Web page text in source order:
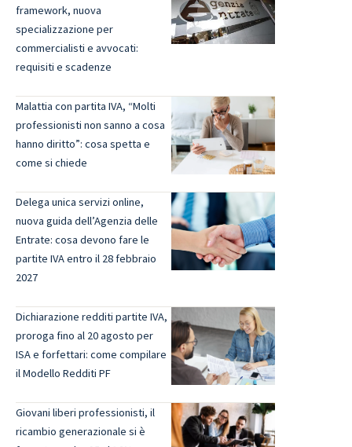
framework, nuova
specializzazione per
commercialisti e avvocati:
requisiti e scadenze
Malattia con partita IVA, “Molti
professionisti non sanno a cosa
hanno diritto”: cosa spetta e
come si chiede
Delega unica servizi online,
nuova guida dell’Agenzia delle
Entrate: cosa devono fare le
partite IVA entro il 28 febbraio
2027
Dichiarazione redditi partite IVA,
proroga fino al 20 agosto per
ISA e forfettari: come compilare
il Modello Redditi PF
Giovani liberi professionisti, il
ricambio generazionale si è